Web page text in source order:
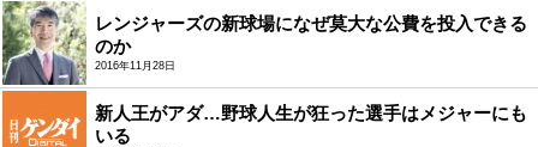
レンジャーズの新球場になぜ莫大な公費を投入できる
のか
2016年11月28日
新人王がアダ…野球人生が狂った選手はメジャーにも
いる